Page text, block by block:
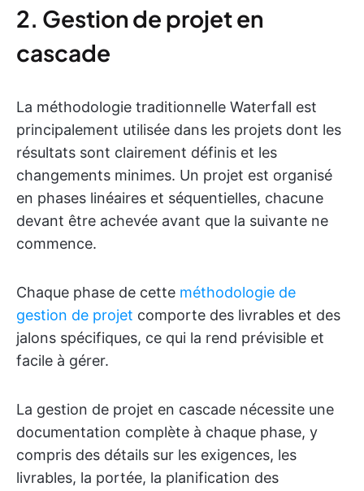
2. Gestion de projet en
cascade
La méthodologie traditionnelle Waterfall est
principalement utilisée dans les projets dont les
résultats sont clairement définis et les
changements minimes. Un projet est organisé
en phases linéaires et séquentielles, chacune
devant être achevée avant que la suivante ne
commence.
Chaque phase de cette méthodologie de
gestion de projet comporte des livrables et des
jalons spécifiques, ce qui la rend prévisible et
facile à gérer.
La gestion de projet en cascade nécessite une
documentation complète à chaque phase, y
compris des détails sur les exigences, les
livrables, la portée, la planification des